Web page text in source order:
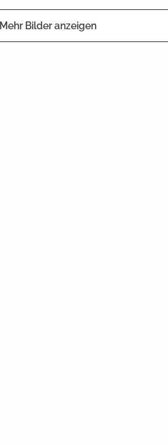
Mehr Bilder anzeigen